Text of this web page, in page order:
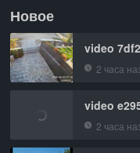
Новое
video
2 часа
video
2 часа